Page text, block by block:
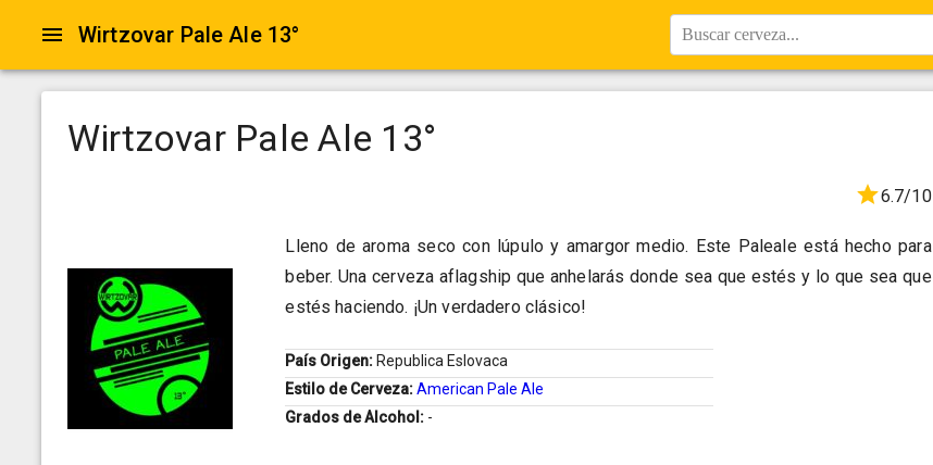
Wirtzovar Pale Ale 13° Buscar cerveza...
Wirtzovar Pale Ale 13°
6.7/10
Lleno de aroma seco con lúpulo y amargor medio. Este Paleale está hecho para
beber. Una cerveza aflagship que anhelarás donde sea que estés y lo que sea que
estés haciendo. ¡Un verdadero clásico!
País Origen: Republica Eslovaca
Estilo de Cerveza:American Pale Ale
Grados de Alcohol: -